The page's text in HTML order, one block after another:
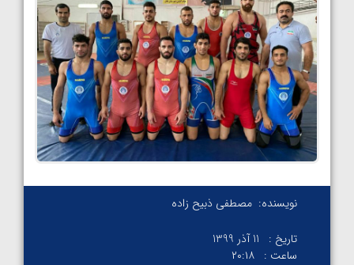
نویسنده: مصطفی ذبیح زاده
تاریخ :
11 آذر 1399
ساعت : ۲۰:۱۸